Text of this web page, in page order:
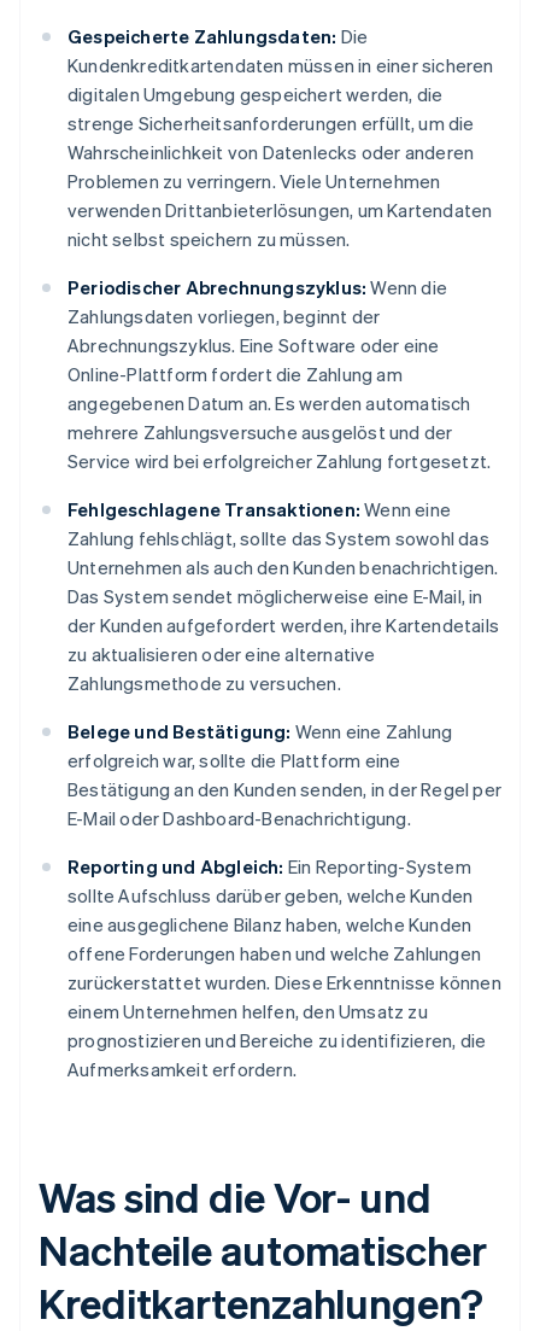
Gespeicherte Zahlungsdaten: Die
Kundenkreditkartendaten müssen in einer sicheren
digitalen Umgebung gespeichert werden, die
strenge Sicherheitsanforderungen erfüllt, um die
Wahrscheinlichkeit von Datenlecks oder anderen
Problemen zu verringern. Viele Unternehmen
verwenden Drittanbieterlösungen, um Kartendaten
nicht selbst speichern zu müssen.
Periodischer Abrechnungszyklus: Wenn die
Zahlungsdaten vorliegen, beginnt der
Abrechnungszyklus. Eine Software oder eine
Online-Plattform fordert die Zahlung am
angegebenen Datum an. Es werden automatisch
mehrere Zahlungsversuche ausgelöst und der
Service wird bei erfolgreicher Zahlung fortgesetzt.
Fehlgeschlagene Transaktionen: Wenn eine
Zahlung fehlschlägt, sollte das System sowohl das
Unternehmen als auch den Kunden benachrichtigen.
Das System sendet möglicherweise eine E-Mail, in
der Kunden aufgefordert werden, ihre Kartendetails
zu aktualisieren oder eine alternative
Zahlungsmethode zu versuchen.
Belege und Bestätigung: Wenn eine Zahlung
erfolgreich war, sollte die Plattform eine
Bestätigung an den Kunden senden, in der Regel per
E-Mail oder Dashboard-Benachrichtigung.
Reporting und Abgleich: Ein Reporting-System
sollte Aufschluss darüber geben, welche Kunden
eine ausgeglichene Bilanz haben, welche Kunden
offene Forderungen haben und welche Zahlungen
zurückerstattet wurden. Diese Erkenntnisse können
einem Unternehmen helfen, den Umsatz zu
prognostizieren und Bereiche zu identifizieren, die
Aufmerksamkeit erfordern.
Was sind die Vor- und
Nachteile automatischer
Kreditkartenzahlungen?